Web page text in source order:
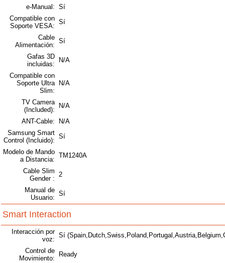
e-Manual: Sí
Compatible con
Soporte VESA:
Sí
Cable
Alimentación:
Sí
Gafas 3D
incluidas:
N/A
Compatible con
Soporte Ultra
Slim:
N/A
TV Camera
(Included):
N/A
ANT-Cable:
N/A
Samsung Smart
Control (Incluido):
Sí
Modelo de Mando
a Distancia:
TM1240A
Cable Slim
Gender :
2
Manual de
Usuario:
Sí
Smart Interaction
Interacción por
voz:
Sí
Control de
Movimiento:
Ready